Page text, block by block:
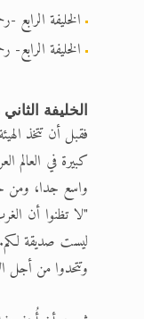
الخليفة الرابع
الخليفة
الخليفة
فقبل أن تتخذ
كبيرة في العالم
واسع جدا، ومن
"لا تظنوا أن
ليست صديقة لكم.
وتتحدوا من أجل